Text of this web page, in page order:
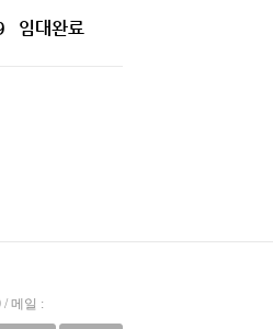
임대완료
/ 메일 :